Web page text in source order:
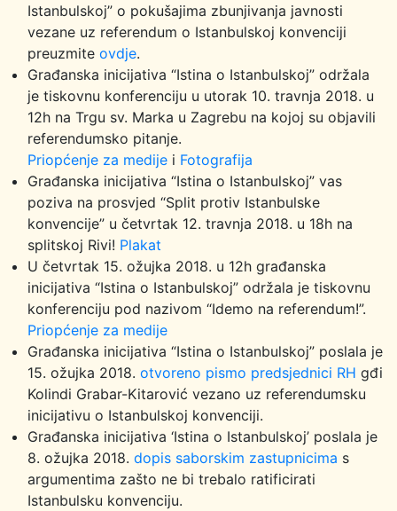
Istanbulskoj” o pokušajima zbunjivanja javnosti
vezane uz referendum o Istanbulskoj konvenciji
preuzmite ovdje.
Građanska inicijativa “Istina o Istanbulskoj” održala
je tiskovnu konferenciju u utorak 10. travnja 2018. u
12h na Trgu sv. Marka u Zagrebu na kojoj su objavili
referendumsko pitanje.
Priopćenje za medije i Fotografija
Građanska inicijativa “Istina o Istanbulskoj” vas
poziva na prosvjed “Split protiv Istanbulske
konvencije” u četvrtak 12. travnja 2018. u 18h na
splitskoj Rivi! Plakat
U četvrtak 15. ožujka 2018. u 12h građanska
inicijativa “Istina o Istanbulskoj” održala je tiskovnu
konferenciju pod nazivom “Idemo na referendum!”.
Priopćenje za medije
Građanska inicijativa “Istina o Istanbulskoj” poslala je
15. ožujka 2018. otvoreno pismo predsjednici RH gđi
Kolindi Grabar-Kitarović vezano uz referendumsku
inicijativu o Istanbulskoj konvenciji.
Građanska inicijativa ‘Istina o Istanbulskoj’ poslala je
8. ožujka 2018. dopis saborskim zastupnicima s
argumentima zašto ne bi trebalo ratificirati
Istanbulsku konvenciju.